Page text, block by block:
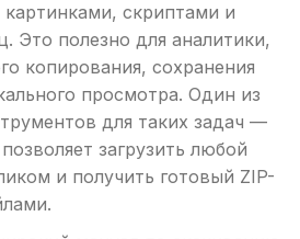
скриптами и
Это полезно для аналитики,
копирования, сохранения
просмотра. Один из
для таких задач —
загрузить любой
и получить готовый ZIP-